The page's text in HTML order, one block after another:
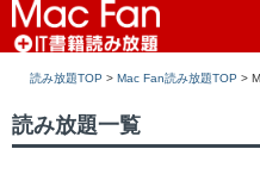
読み放題TOP > Mac Fan読み放題TOP
読み放題一覧